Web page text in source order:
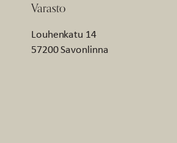
Varasto
Louhenkatu 14
57200 Savonlinna